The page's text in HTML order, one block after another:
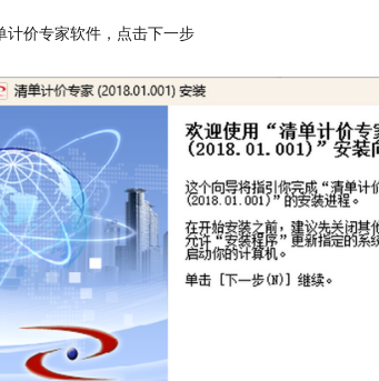
价专家软件，点击下一步